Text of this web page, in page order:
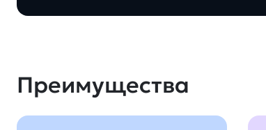
Преимущества